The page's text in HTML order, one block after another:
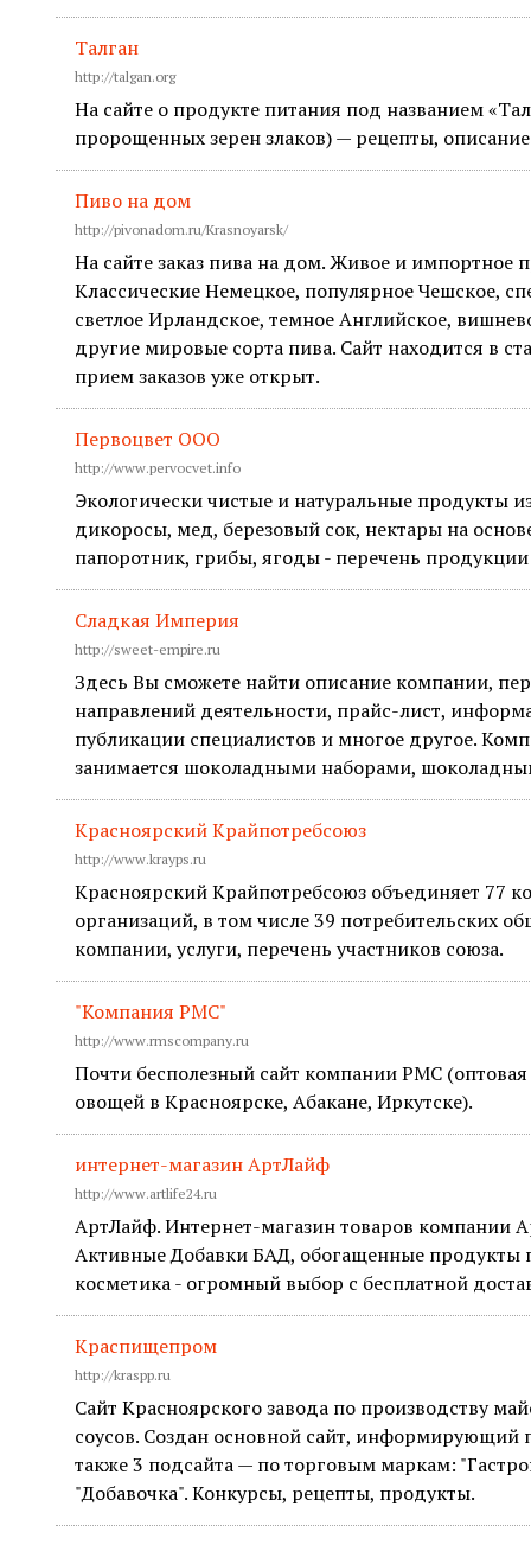
Талган
http://talgan.org
На сайте о продукте питания под названием
пророщенных зерен злаков) — рецепты,
Пиво на дом
http://pivonadom.ru/Krasnoyarsk/
На сайте заказ пива на дом. Живое и импортное
Классические Немецкое, популярное Чешское,
светлое Ирландское, темное Английское,
другие мировые сорта пива. Сайт находится в
прием заказов уже открыт.
Первоцвет ООО
http://www.pervocvet.info
Экологически чистые и натуральные продукты
дикоросы, мед, березовый сок, нектары на
папоротник, грибы, ягоды - перечень продукции
Сладкая Империя
http://sweet-empire.ru
Здесь Вы сможете найти описание компании,
направлений деятельности, прайс-лист,
публикации специалистов и многое другое.
занимается шоколадными наборами,
Красноярский Крайпотребсоюз
http://www.krayps.ru
Красноярский Крайпотребсоюз объединяет 77
организаций, в том числе 39 потребительских
компании, услуги, перечень участников союза.
"Компания РМС"
http://www.rmscompany.ru
Почти бесполезный сайт компании РМС
овощей в Красноярске, Абакане, Иркутске).
интернет-магазин АртЛайф
http://www.artlife24.ru
АртЛайф. Интернет-магазин товаров компании
Активные Добавки БАД, обогащенные продукты
косметика - огромный выбор с бесплатной
Краспищепром
http://kraspp.ru
Сайт Красноярского завода по производству
соусов. Создан основной сайт, информирующий
также 3 подсайта — по торговым маркам:
"Добавочка". Конкурсы, рецепты, продукты.